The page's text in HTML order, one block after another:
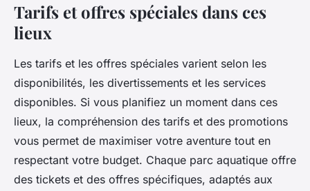
Tarifs et offres spéciales dans ces
lieux
Les tarifs et les offres spéciales varient selon les
disponibilités, les divertissements et les services
disponibles. Si vous planifiez un moment dans ces
lieux, la compréhension des tarifs et des promotions
vous permet de maximiser votre aventure tout en
respectant votre budget. Chaque parc aquatique offre
des tickets et des offres spécifiques, adaptés aux